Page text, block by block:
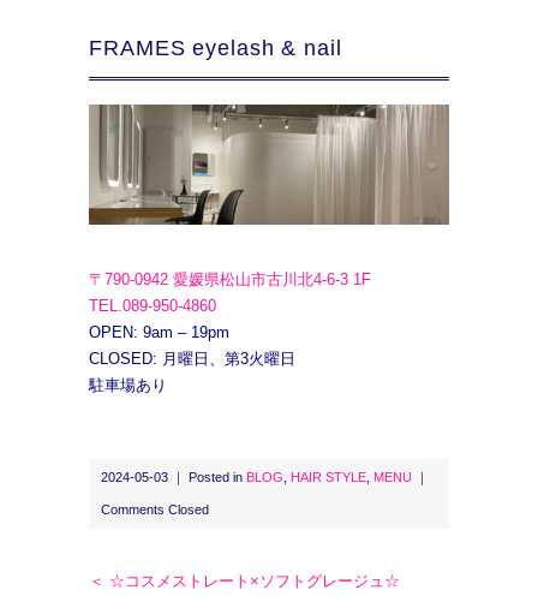
FRAMES eyelash & nail
〒790-0942 愛媛県松山市古川北4-6-3 1F
TEL.089-950-4860
OPEN: 9am – 19pm
CLOSED: 月曜日、第3火曜日
駐車場あり
2024-05-03 ｜ Posted in BLOG HAIR STYLE MENU
Comments Closed
＜ ☆コスメストレート×ソフトグレージュ☆